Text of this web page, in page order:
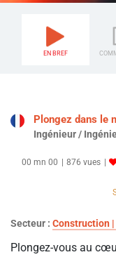
EN BREF
Plongez dans le
Ingénieur /
00 mn 00 876 vues
Secteur : Construction
Plongez-vous au